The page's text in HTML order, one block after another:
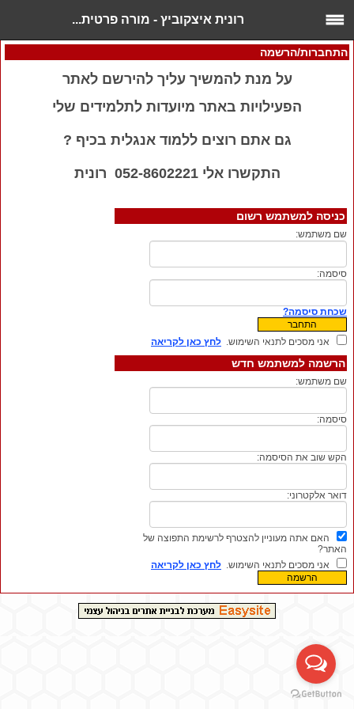
רונית איצקוביץ - מורה פרטית...
התחברות/הרשמה
על מנת להמשיך עליך להירשם לאתר
הפעילויות באתר מיועדות לתלמידים שלי
גם אתם רוצים ללמוד אנגלית בכיף ?
התקשרו אלי 052-8602221 רונית
כניסה למשתמש רשום
שם משתמש:
סיסמה:
שכחת סיסמה?
אני מסכים לתנאי השימוש. לחץ כאן לקריאה
הרשמה למשתמש חדש
שם משתמש:
סיסמה:
הקש שוב את הסיסמה:
דואר אלקטרוני:
האם אתה מעוניין להצטרף לרשימת התפוצה של
האתר?
אני מסכים לתנאי השימוש. לחץ כאן לקריאה